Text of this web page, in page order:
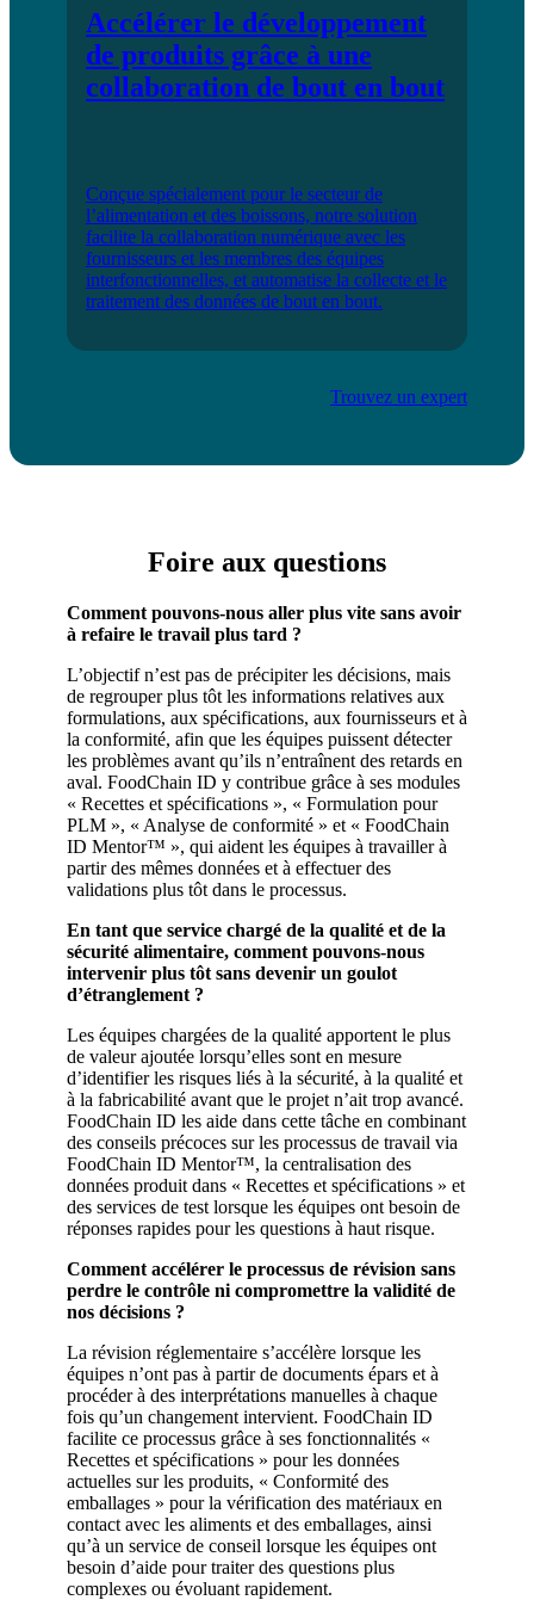
Accélérer le développement
de produits grâce à une
collaboration de bout en bout
Conçue spécialement pour le secteur de
l’alimentation et des boissons, notre solution
facilite la collaboration numérique avec les
fournisseurs et les membres des équipes
interfonctionnelles, et automatise la collecte et le
traitement des données de bout en bout.
Trouvez un expert
Foire aux questions
Comment pouvons-nous aller plus vite sans avoir
à refaire le travail plus tard ?
L’objectif n’est pas de précipiter les décisions, mais
de regrouper plus tôt les informations relatives aux
formulations, aux spécifications, aux fournisseurs et à
la conformité, afin que les équipes puissent détecter
les problèmes avant qu’ils n’entraînent des retards en
aval. FoodChain ID y contribue grâce à ses modules
« Recettes et spécifications », « Formulation pour
PLM », « Analyse de conformité » et « FoodChain
ID Mentor™ », qui aident les équipes à travailler à
partir des mêmes données et à effectuer des
validations plus tôt dans le processus.
En tant que service chargé de la qualité et de la
sécurité alimentaire, comment pouvons-nous
intervenir plus tôt sans devenir un goulot
d’étranglement ?
Les équipes chargées de la qualité apportent le plus
de valeur ajoutée lorsqu’elles sont en mesure
d’identifier les risques liés à la sécurité, à la qualité et
à la fabricabilité avant que le projet n’ait trop avancé.
FoodChain ID les aide dans cette tâche en combinant
des conseils précoces sur les processus de travail via
FoodChain ID Mentor™, la centralisation des
données produit dans « Recettes et spécifications » et
des services de test lorsque les équipes ont besoin de
réponses rapides pour les questions à haut risque.
Comment accélérer le processus de révision sans
perdre le contrôle ni compromettre la validité de
nos décisions ?
La révision réglementaire s’accélère lorsque les
équipes n’ont pas à partir de documents épars et à
procéder à des interprétations manuelles à chaque
fois qu’un changement intervient. FoodChain ID
facilite ce processus grâce à ses fonctionnalités «
Recettes et spécifications » pour les données
actuelles sur les produits, « Conformité des
emballages » pour la vérification des matériaux en
contact avec les aliments et des emballages, ainsi
qu’à un service de conseil lorsque les équipes ont
besoin d’aide pour traiter des questions plus
complexes ou évoluant rapidement.